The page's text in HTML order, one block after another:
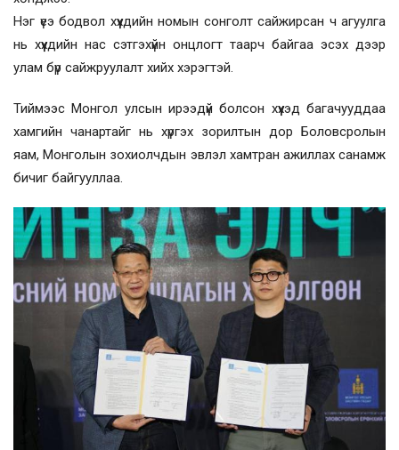
Нэг үеэ бодвол хүүхдийн номын сонголт сайжирсан ч агуулга
нь хүүхдийн нас сэтгэхүйн онцлогт таарч байгаа эсэх дээр
улам бүр сайжруулалт хийх хэрэгтэй.
Тиймээс Монгол улсын ирээдүй болсон хүүхэд багачууддаа
хамгийн чанартайг нь хүргэх зорилтын дор Боловсролын
яам, Монголын зохиолчдын эвлэл хамтран ажиллах санамж
бичиг байгууллаа.